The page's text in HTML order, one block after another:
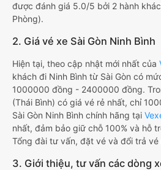
được đánh giá 5.0/5 bởi 2 hành
Phòng).
2. Giá vé xe Sài Gòn Ninh Bình
Hiện tại, theo cập nhật mới nhất của
khách đi Ninh Bình từ Sài Gòn có
1000000 đồng - 2400000 đồng.
(Thái Bình) có giá vé rẻ nhất, chỉ
Sài Gòn Ninh Bình chính hãng tại
nhất, đảm bảo giữ chỗ 100% và hỗ
Tổng đài tư vấn, đặt vé và đổi trả vé
3. Giới thiệu, tư vấn các dòng